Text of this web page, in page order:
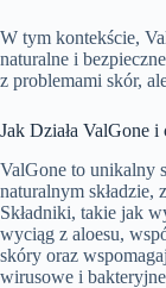
W tym kontekście,
naturalne i
z problemami skór,
Jak Działa ValGone i
ValGone to unikalny
naturalnym składzie,
Składniki, takie jak
wyciąg z aloesu,
skóry oraz
wirusowe i